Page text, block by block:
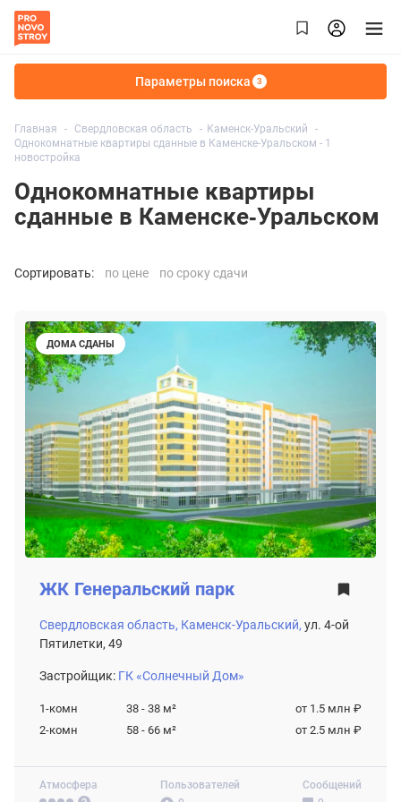
Параметры поиска 3
Главная Свердловская область
Каменск-Уральский
Однокомнатные квартиры сданные в Каменске-Уральском - 1
новостройка
Однокомнатные квартиры
сданные в Каменске-Уральском
Сортировать: по цене по сроку сдачи
ДОМА СДАНЫ
Атмосфера
Пользователей
Сообщений
ЖК Генеральский парк
Свердловская область, Каменск-Уральский, ул. 4-ой
Пятилетки, 49
Застройщик: ГК «Солнечный Дом»
1-комн 38 - 38 м²
от 1.5 млн ₽
2-комн
58 - 66 м² от 2.5 млн ₽